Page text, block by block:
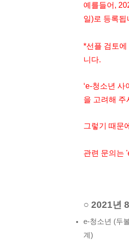
예를들어,
일)로 등록됩
*선플 검토
니다.
‘e-청소년
을 고려해 주
그렇기 때문
관련 문의는
○ 2021년
e-청소년 (두
계)